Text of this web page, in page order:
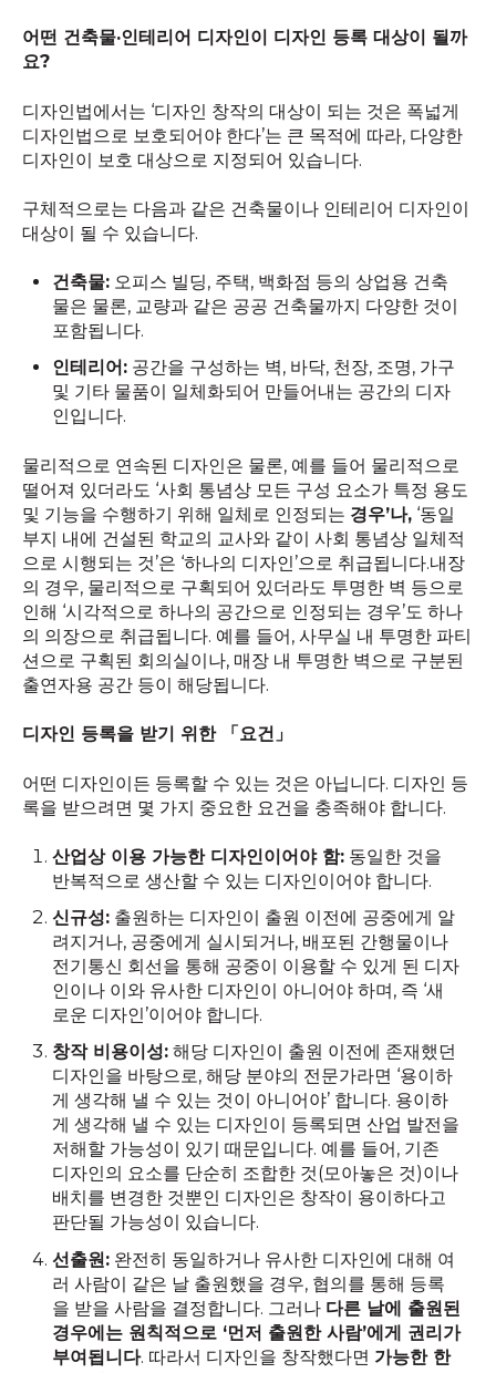
어떤 건축물·인테리어 디자인이 디자인 등록 대상이 될까
요?
디자인법에서는 ‘디자인 창작의 대상이 되는 것은 폭넓게
디자인법으로 보호되어야 한다’는 큰 목적에 따라, 다양한
디자인이 보호 대상으로 지정되어 있습니다.
구체적으로는 다음과 같은 건축물이나 인테리어 디자인이
대상이 될 수 있습니다.
건축물: 오피스 빌딩, 주택, 백화점 등의 상업용 건축
물은 물론, 교량과 같은 공공 건축물까지 다양한 것이
포함됩니다.
인테리어: 공간을 구성하는 벽, 바닥, 천장, 조명, 가구
및 기타 물품이 일체화되어 만들어내는 공간의 디자
인입니다.
물리적으로 연속된 디자인은 물론, 예를 들어 물리적으로
떨어져 있더라도 ‘사회 통념상 모든 구성 요소가 특정 용도
및 기능을 수행하기 위해 일체로 인정되는 경우’나, ‘동일
부지 내에 건설된 학교의 교사와 같이 사회 통념상 일체적
으로 시행되는 것’은 ‘하나의 디자인’으로 취급됩니다.내장
의 경우, 물리적으로 구획되어 있더라도 투명한 벽 등으로
인해 ‘시각적으로 하나의 공간으로 인정되는 경우’도 하나
의 의장으로 취급됩니다. 예를 들어, 사무실 내 투명한 파티
션으로 구획된 회의실이나, 매장 내 투명한 벽으로 구분된
출연자용 공간 등이 해당됩니다.
디자인 등록을 받기 위한 「요건」
어떤 디자인이든 등록할 수 있는 것은 아닙니다. 디자인 등
록을 받으려면 몇 가지 중요한 요건을 충족해야 합니다.
산업상 이용 가능한 디자인이어야 함: 동일한 것을
반복적으로 생산할 수 있는 디자인이어야 합니다.
신규성: 출원하는 디자인이 출원 이전에 공중에게 알
려지거나, 공중에게 실시되거나, 배포된 간행물이나
전기통신 회선을 통해 공중이 이용할 수 있게 된 디자
인이나 이와 유사한 디자인이 아니어야 하며, 즉 ‘새
로운 디자인’이어야 합니다.
창작 비용이성: 해당 디자인이 출원 이전에 존재했던
디자인을 바탕으로, 해당 분야의 전문가라면 ‘용이하
게 생각해 낼 수 있는 것이 아니어야’ 합니다. 용이하
게 생각해 낼 수 있는 디자인이 등록되면 산업 발전을
저해할 가능성이 있기 때문입니다. 예를 들어, 기존
디자인의 요소를 단순히 조합한 것(모아놓은 것)이나
배치를 변경한 것뿐인 디자인은 창작이 용이하다고
판단될 가능성이 있습니다.
선출원: 완전히 동일하거나 유사한 디자인에 대해 여
러 사람이 같은 날 출원했을 경우, 협의를 통해 등록
을 받을 사람을 결정합니다. 그러나 다른 날에 출원된
경우에는 원칙적으로 ‘먼저 출원한 사람’에게 권리가
부여됩니다. 따라서 디자인을 창작했다면 가능한 한